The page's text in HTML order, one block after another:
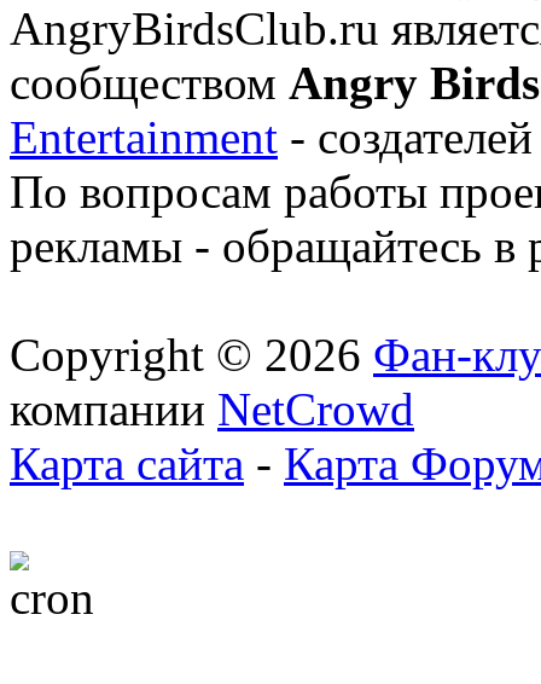
AngryBirdsClub.ru
сообществом Angry Birds
Entertainment -
По вопросам работы
рекламы - обращайтесь в
Copyright © 2026 Фан-
компании NetCrowd
Карта сайта - Карта